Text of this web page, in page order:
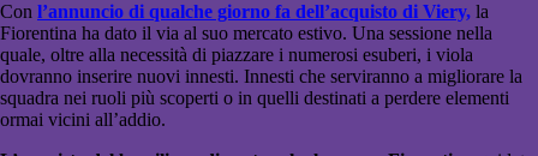
Con l’annuncio di qualche giorno fa dell’acquisto di Viery, la
Fiorentina ha dato il via al suo mercato estivo. Una sessione nella
quale, oltre alla necessità di piazzare i numerosi esuberi, i viola
dovranno inserire nuovi innesti. Innesti che serviranno a migliorare la
squadra nei ruoli più scoperti o in quelli destinati a perdere elementi
ormai vicini all’addio.